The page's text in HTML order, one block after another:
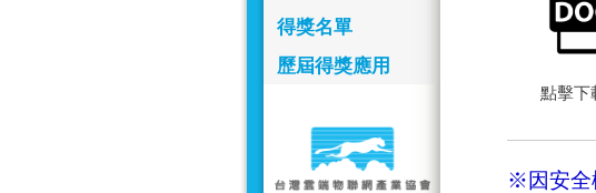
得獎名單
歷屆得獎應用
點擊下
※因安全